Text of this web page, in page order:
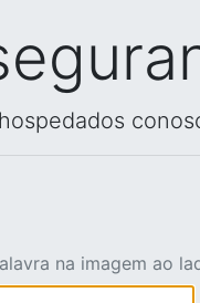
na imagem ao